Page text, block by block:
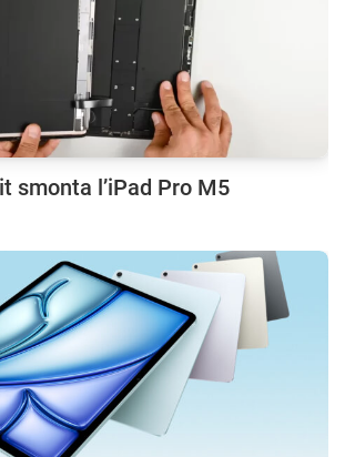
smonta l’iPad Pro M5